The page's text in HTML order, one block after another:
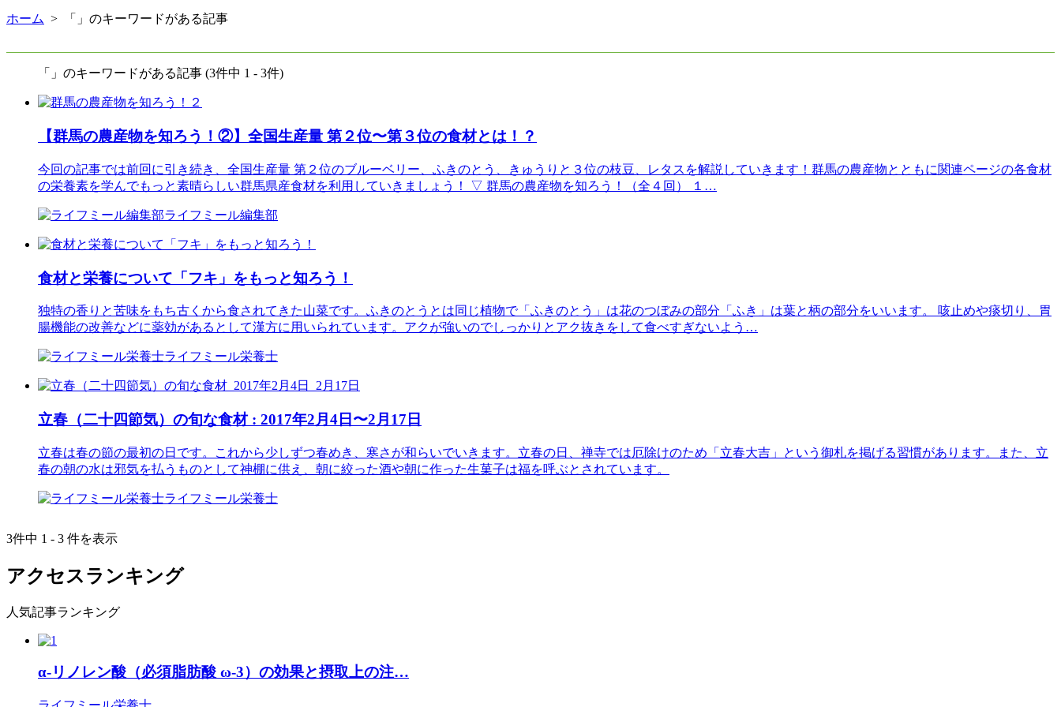
ホーム > 「」のキーワードがある記事
「」のキーワードがある記事 (3件中 1 - 3件)
【群馬の農産物を知ろう！②】全国生産量 第２位〜第３位の食材とは！？
今回の記事では前回に引き続き、全国生産量 第２位のブルーベリー、ふきのとう、きゅうりと３位の枝豆、レタスを解説していきます！群馬の農産物とともに関連ページの各食材
の栄養素を学んでもっと素晴らしい群馬県産食材を利用していきましょう！ ▽ 群馬の農産物を知ろう！（全４回） １…
ライフミール編集部
食材と栄養について「フキ」をもっと知ろう！
独特の香りと苦味をもち古くから食されてきた山菜です。ふきのとうとは同じ植物で「ふきのとう」は花のつぼみの部分「ふき」は葉と柄の部分をいいます。 咳止めや痰切り、胃
腸機能の改善などに薬効があるとして漢方に用いられています。アクが強いのでしっかりとアク抜きをして食べすぎないよう…
ライフミール栄養士
立春（二十四節気）の旬な食材 : 2017年2月4日〜2月17日
立春は春の節の最初の日です。これから少しずつ春めき、寒さが和らいでいきます。立春の日、禅寺では厄除けのため「立春大吉」という御札を掲げる習慣があります。また、立
春の朝の水は邪気を払うものとして神棚に供え、朝に絞った酒や朝に作った生菓子は福を呼ぶとされています。
ライフミール栄養士
3件中 1 - 3 件を表示
アクセスランキング
人気記事ランキング
α-リノレン酸（必須脂肪酸 ω-3）の効果と摂取上の注…